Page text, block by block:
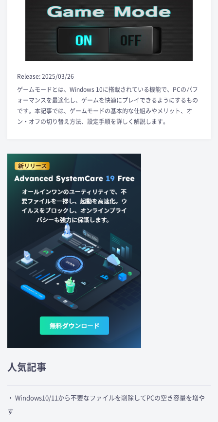
Release: 2025/03/26
ゲームモードとは、Windows 10に搭載されている機能で、PCのパフ
ォーマンスを最適化し、ゲームを快適にプレイできるようにするもの
です。本記事では、ゲームモードの基本的な仕組みやメリット、オ
ン・オフの切り替え方法、設定手順を詳しく解説します。
人気記事
・ Windows10/11から不要なファイルを削除してPCの空き容量を増や
す